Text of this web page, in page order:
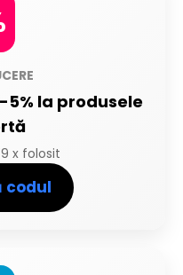
5% la produsele
x folosit
codul